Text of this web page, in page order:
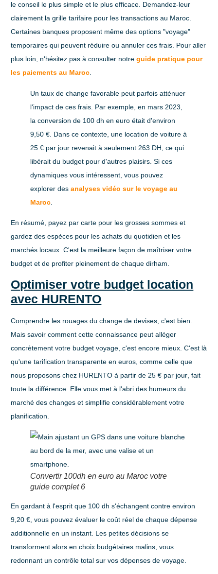
le conseil le plus simple et le plus efficace. Demandez-leur
clairement la grille tarifaire pour les transactions au Maroc.
Certaines banques proposent même des options "voyage"
temporaires qui peuvent réduire ou annuler ces frais. Pour aller
plus loin, n'hésitez pas à consulter notreguide pratique pour
les paiements au Maroc.
Un taux de change favorable peut parfois atténuer
l'impact de ces frais. Par exemple, en mars 2023,
la conversion de 100 dh en euro était d'environ
9,50 €. Dans ce contexte, une location de voiture à
25 € par jour revenait à seulement 263 DH, ce qui
libérait du budget pour d'autres plaisirs. Si ces
dynamiques vous intéressent, vous pouvez
explorer desanalyses vidéo sur le voyage au
Maroc
En résumé, payez par carte pour les grosses sommes et
gardez des espèces pour les achats du quotidien et les
marchés locaux. C'est la meilleure façon de maîtriser votre
budget et de profiter pleinement de chaque dirham.
Optimiser votre budget location
avec HURENTO
Comprendre les rouages du change de devises, c'est bien.
Mais savoir comment cette connaissance peut alléger
concrètement votre budget voyage, c'est encore mieux. C'est là
qu'une tarification transparente en euros, comme celle que
nous proposons chez HURENTO à partir de25 € par jour, fait
toute la différence. Elle vous met à l'abri des humeurs du
marché des changes et simplifie considérablement votre
planification.
Convertir 100dh en euro au Maroc votre
guide complet 6
En gardant à l'esprit que 100 dh s'échangent contre environ
9,20 €, vous pouvez évaluer le coût réel de chaque dépense
additionnelle en un instant. Les petites décisions se
transforment alors en choix budgétaires malins, vous
redonnant un contrôle total sur vos dépenses de voyage.